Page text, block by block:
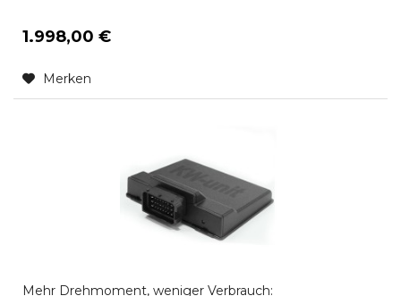
1.998,00 €
Merken
Mehr Drehmoment, weniger Verbrauch: